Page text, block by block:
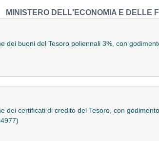
MINISTERO DELL'ECONOMIA E DELLE
dei buoni del Tesoro poliennali 3%, con
dei certificati di credito del Tesoro, con